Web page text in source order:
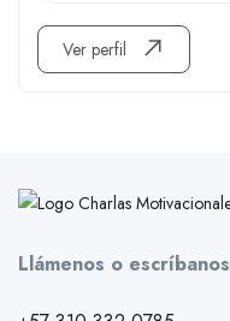
Ver perfil
Llámenos o escríbanos